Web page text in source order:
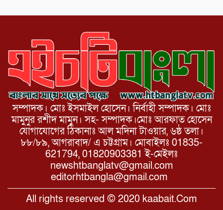
সম্পাদক। মোঃ ইসমাইল হোসেন। নির্বাহী সম্পাদক। মোঃ
মামুনুর রশীদ মামুন। সহ- সম্পাদক।মোঃ আরফাত হোসেন
যোগাযোগের ঠিকানাঃ আল মদিনা টাওয়ার, ৬ষ্ঠ তলা।
৮৮/৮৯, আগরাবাদ/ এ চট্টগ্রাম। মোবাইলঃ 01835-
621794, 01820903381 ই-মেইলঃ
newshtbanglatv@gmail.com
editorhtbangla@gmail.com
All rights reserved © 2020 kaabait.Com